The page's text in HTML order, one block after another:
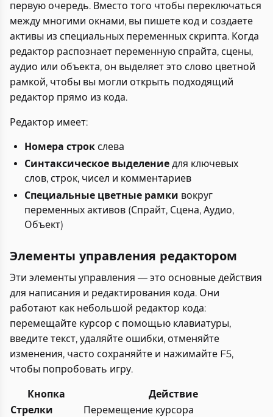
первую очередь. Вместо того чтобы переключаться
между многими окнами, вы пишете код и создаете
активы из специальных переменных скрипта. Когда
редактор распознает переменную спрайта, сцены,
аудио или объекта, он выделяет это слово цветной
рамкой, чтобы вы могли открыть подходящий
редактор прямо из кода.
Редактор имеет:
Номера строк слева
Синтаксическое выделение для ключевых
слов, строк, чисел и комментариев
Специальные цветные рамки вокруг
переменных активов (Спрайт, Сцена, Аудио,
Объект)
Элементы управления редактором
Эти элементы управления — это основные действия
для написания и редактирования кода. Они
работают как небольшой редактор кода:
перемещайте курсор с помощью клавиатуры,
введите текст, удаляйте ошибки, отменяйте
изменения, часто сохраняйте и нажимайте F5,
чтобы попробовать игру.
Кнопка
Действие
Стрелки
Перемещение курсора